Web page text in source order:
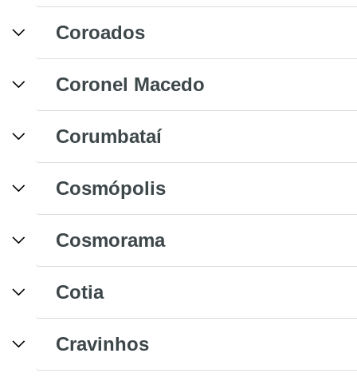
Coroados
Coronel Macedo
Corumbataí
Cosmópolis
Cosmorama
Cotia
Cravinhos